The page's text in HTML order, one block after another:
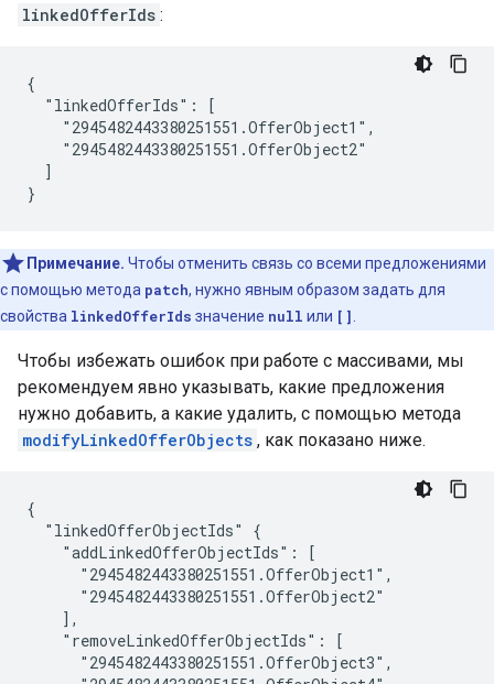
linkedOfferIds :
{
  "linkedOfferIds": [
    "2945482443380251551.OfferObject1",
    "2945482443380251551.OfferObject2"
  ]
}
Примечание. Чтобы отменить связь со всеми предложениями
с помощью метода patch, нужно явным образом задать для
свойства linkedOfferIds значение null или []
Чтобы избежать ошибок при работе с массивами, мы
рекомендуем явно указывать, какие предложения
нужно добавить, а какие удалить, с помощью метода
modifyLinkedOfferObjects , как показано ниже.
{
  "linkedOfferObjectIds" {
    "addLinkedOfferObjectIds": [
      "2945482443380251551.OfferObject1",
      "2945482443380251551.OfferObject2"
    ],
    "removeLinkedOfferObjectIds": [
      "2945482443380251551.OfferObject3",